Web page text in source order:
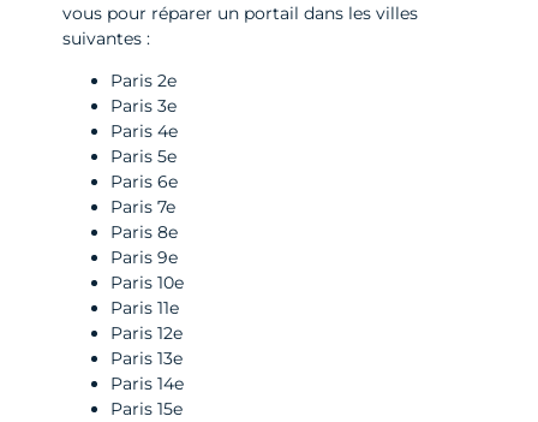
vous pour réparer un portail dans les villes
suivantes :
Paris 2e
Paris 3e
Paris 4e
Paris 5e
Paris 6e
Paris 7e
Paris 8e
Paris 9e
Paris 10e
Paris 11e
Paris 12e
Paris 13e
Paris 14e
Paris 15e